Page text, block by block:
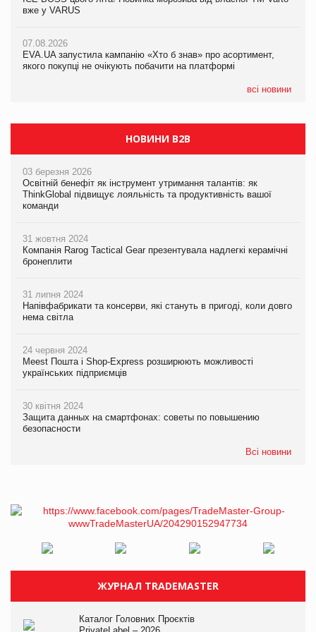
вже у VARUS
07.08.2026
EVA.UA запустила кампанію «Хто б знав» про асортимент,
якого покупці не очікують побачити на платформі
всі новини
вже у VARUS
07.08.2026
EVA.UA запустила кампанію «Хто б знав» про асортимент,
якого покупці не очікують побачити на платформі
НОВИНИ B2B
03 березня 2026
Освітній бенефіт як інструмент утримання талантів: як
ThinkGlobal підвищує лояльність та продуктивність вашої
команди
31 жовтня 2024
Компанія Rarog Tactical Gear презентувала надлегкі керамічні
бронеплити
31 липня 2024
Напівфабрикати та консерви, які стануть в пригоді, коли довго
нема світла
24 червня 2024
Meest Пошта і Shop-Express розширюють можливості
українських підприємців
30 квітня 2024
Защита данных на смартфонах: советы по повышению
безопасности
Всі новини
ЖУРНАЛ TRADEMASTER
Каталог Головних Проєктів